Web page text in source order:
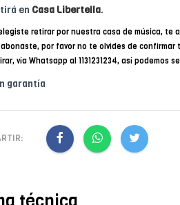
en Casa Libertella.
retirar por nuestra casa de música, te
por favor no te olvides de confirmar
vía Whatsapp al 1131231234, así podemos
garantía